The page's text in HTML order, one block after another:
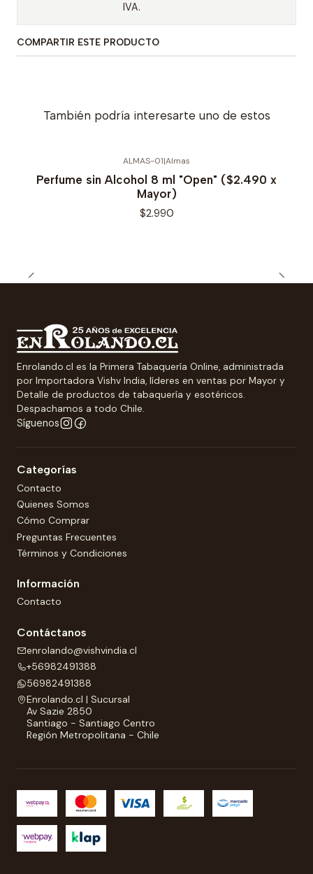
IVA.
COMPARTIR ESTE PRODUCTO
También podría interesarte uno de estos
ALMAS-01|Almas
Perfume sin Alcohol 8 ml "Open" ($2.490 x
Mayor)
$2.990
Enrolando.cl es la Primera Tabaquería Online, administrada
por Importadora Vishv India, líderes en ventas por Mayor y
Detalle de productos de tabaquería y esotéricos.
Despachamos a todo Chile.
Síguenos
Categorías
Contacto
Quienes Somos
Cómo Comprar
Preguntas Frecuentes
Términos y Condiciones
Información
Contacto
Contáctanos
enrolando@vishvindia.cl
+56982491388
56982491388
Enrolando.cl | Sucursal
Av Sazie 2850
Santiago - Santiago Centro
Región Metropolitana - Chile